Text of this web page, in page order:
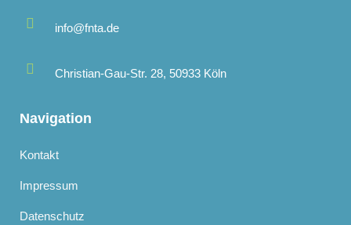
info@fnta.de
Christian-Gau-Str. 28, 50933 Köln
Navigation
Kontakt
Impressum
Datenschutz